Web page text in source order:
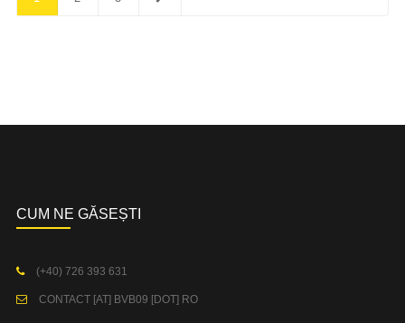
CUM NE GĂSEȘTI
(+40) 726 393 631
CONTACT [AT] BVB09 [DOT] RO